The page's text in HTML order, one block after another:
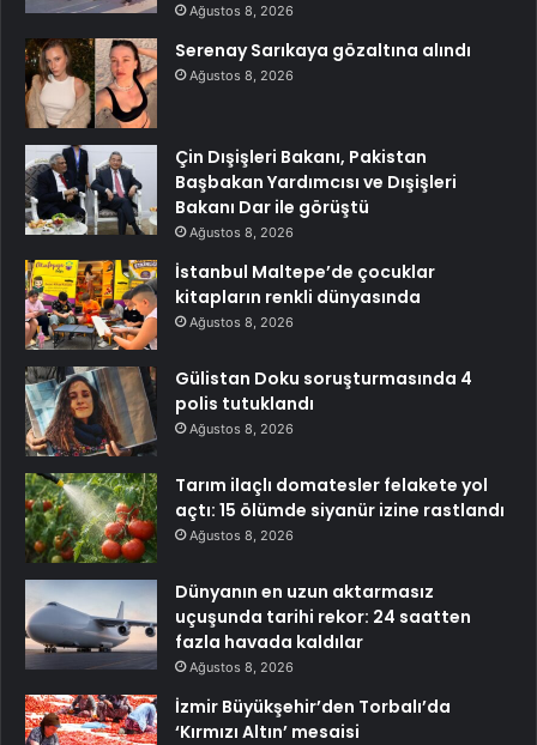
Ağustos 8, 2026
Serenay Sarıkaya gözaltına alındı
Ağustos 8, 2026
Çin Dışişleri Bakanı, Pakistan
Başbakan Yardımcısı ve Dışişleri
Bakanı Dar ile görüştü
Ağustos 8, 2026
İstanbul Maltepe’de çocuklar
kitapların renkli dünyasında
Ağustos 8, 2026
Gülistan Doku soruşturmasında 4
polis tutuklandı
Ağustos 8, 2026
Tarım ilaçlı domatesler felakete yol
açtı: 15 ölümde siyanür izine rastlandı
Ağustos 8, 2026
Dünyanın en uzun aktarmasız
uçuşunda tarihi rekor: 24 saatten
fazla havada kaldılar
Ağustos 8, 2026
İzmir Büyükşehir’den Torbalı’da
‘Kırmızı Altın’ mesaisi